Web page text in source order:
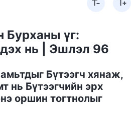
Бурханы үг:
нь | Эшлэл 96
Бүтээгч хянаж,
нь Бүтээгчийн эрх
оршин тогтнолыг